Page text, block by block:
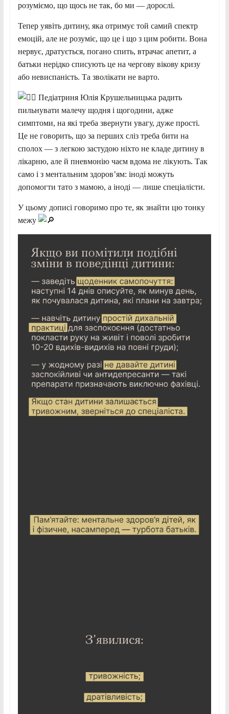
розуміємо, що щось не так, бо ми — дорослі.
Тепер уявіть дитину, яка отримує той самий спектр
емоцій, але не розуміє, що це і що з цим робити. Вона
нервує, дратується, погано спить, втрачає апетит, а
батьки нерідко списують це на чергову вікову кризу
або невиспаність. Та зволікати не варто.
Педіатриня Юлія Крушельницька радить
пильнувати малечу щодня і щогодини, адже
симптоми, на які треба звернути увагу, дуже прості.
Це не говорить, що за перших сліз треба бити на
сполох — з легкою застудою ніхто не кладе дитину в
лікарню, але й пневмонію чаєм вдома не лікують. Так
само і з ментальним здоров’ям: іноді можуть
допомогти тато з мамою, а іноді — лише спеціалісти.
У цьому дописі говоримо про те, як знайти цю тонку
межу